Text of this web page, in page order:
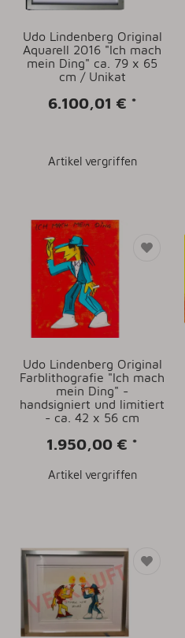
Udo Lindenberg Original
Aquarell 2016 "Ich mach
mein Ding" ca. 79 x 65
cm / Unikat
6.100,01 € *
Artikel vergriffen
Udo Lindenberg Original
Farblithografie "Ich mach
mein Ding" -
handsigniert und limitiert
- ca. 42 x 56 cm
1.950,00 € *
Artikel vergriffen